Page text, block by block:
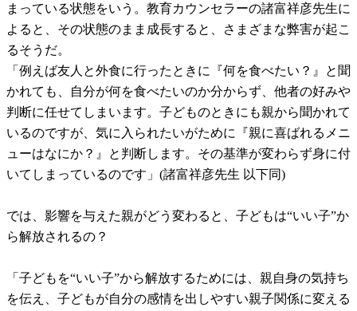
まっている状態をいう。教育カウンセラーの諸富祥彦先生に
よると、その状態のまま成長すると、さまざまな弊害が起こ
るそうだ。
「例えば友人と外食に行ったときに『何を食べたい？』と聞
かれても、自分が何を食べたいのか分からず、他者の好みや
判断に任せてしまいます。子どものときにも親から聞かれて
いるのですが、気に入られたいがために『親に喜ばれるメニ
ューはなにか？』と判断します。その基準が変わらず身に付
いてしまっているのです」(諸富祥彦先生 以下同)
では、影響を与えた親がどう変わると、子どもは“いい子”か
ら解放されるの？
「子どもを“いい子”から解放するためには、親自身の気持ち
を伝え、子どもが自分の感情を出しやすい親子関係に変える